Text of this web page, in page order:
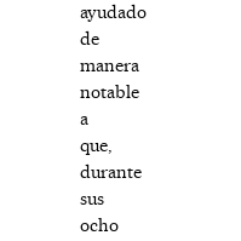
ayudado
de
manera
notable
a
que,
durante
sus
ocho